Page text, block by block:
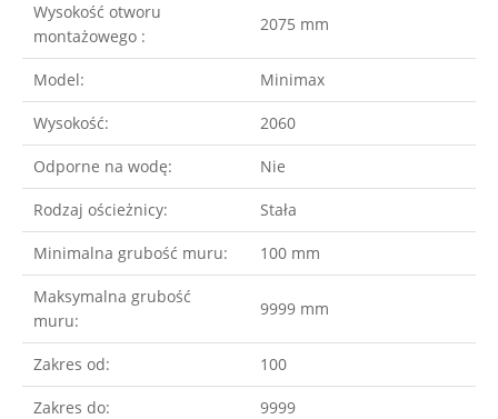
Wysokość otworu
montażowego :
2075 mm
Model: Minimax
Wysokość: 2060
Odporne na wodę: Nie
Rodzaj ościeżnicy: Stała
Minimalna grubość muru: 100 mm
Maksymalna grubość
muru:
9999 mm
Zakres od: 100
Zakres do: 9999